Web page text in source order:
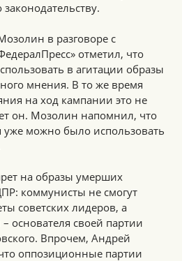
в разговоре с
отметил, что
в агитации образы
мнения. В то же время
на ход кампании это не
он. Мозолин напомнил, что
можно было использовать
на образы умерших
коммунисты не смогут
советских лидеров, а
основателя своей партии
Впрочем, Андрей
оппозиционные партии